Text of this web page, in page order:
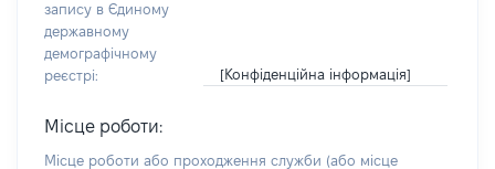
запису в Єдиному
державному
демографічному
реєстрі:
[Конфіденційна інформація]
Місце роботи:
Місце роботи або проходження служби (або місце